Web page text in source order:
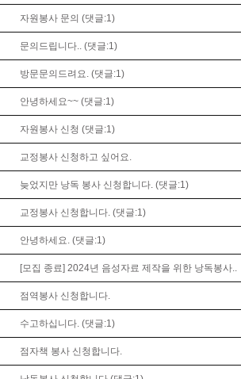
자원봉사 문의 (댓글:1)
문의드립니다.. (댓글:1)
방문문의드려요. (댓글:1)
안녕하세요~~ (댓글:1)
자원봉사 신청 (댓글:1)
교정봉사 신청하고 싶어요.
늦었지만 낭독 봉사 신청합니다. (댓글:1)
교정봉사 신청합니다. (댓글:1)
안녕하세요. (댓글:1)
[모집 종료] 2024년 음성자료 제작을 위한 낭독봉사..
점역봉사 신청합니다.
수고하십니다. (댓글:1)
점자책 봉사 신청합니다.